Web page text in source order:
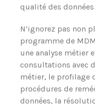
qualité des
N‘ignorez pas non
programme de
une analyse métier
consultations avec
métier, le profilage
procédures de
données, la